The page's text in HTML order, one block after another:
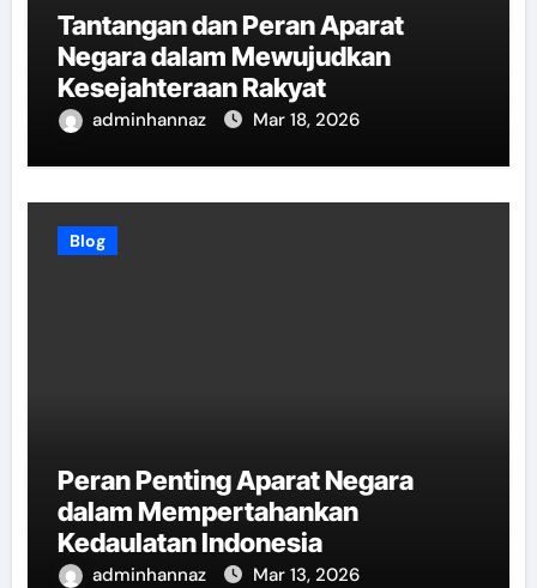
Tantangan dan Peran Aparat
Negara dalam Mewujudkan
Kesejahteraan Rakyat
adminhannaz Mar 18, 2026
Blog
Peran Penting Aparat Negara
dalam Mempertahankan
Kedaulatan Indonesia
adminhannaz Mar 13, 2026